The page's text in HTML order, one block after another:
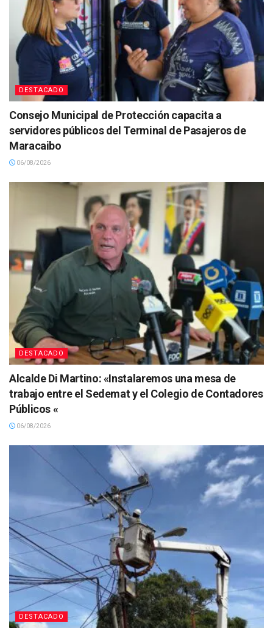
DESTACADO
Consejo Municipal de Protección capacita a
servidores públicos del Terminal de Pasajeros de
Maracaibo
06/08/2026
DESTACADO
Alcalde Di Martino: «Instalaremos una mesa de
trabajo entre el Sedemat y el Colegio de Contadores
Públicos «
06/08/2026
DESTACADO